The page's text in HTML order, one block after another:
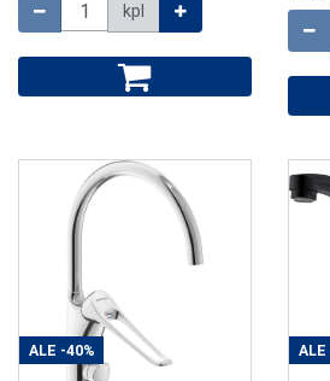
kpl
ALE -40% ALE